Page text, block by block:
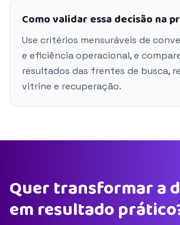
Como validar essa decisão na
Use critérios mensuráveis de
e eficiência operacional, e
resultados das frentes de busca,
vitrine e recuperação.
Quer transformar a
em resultado